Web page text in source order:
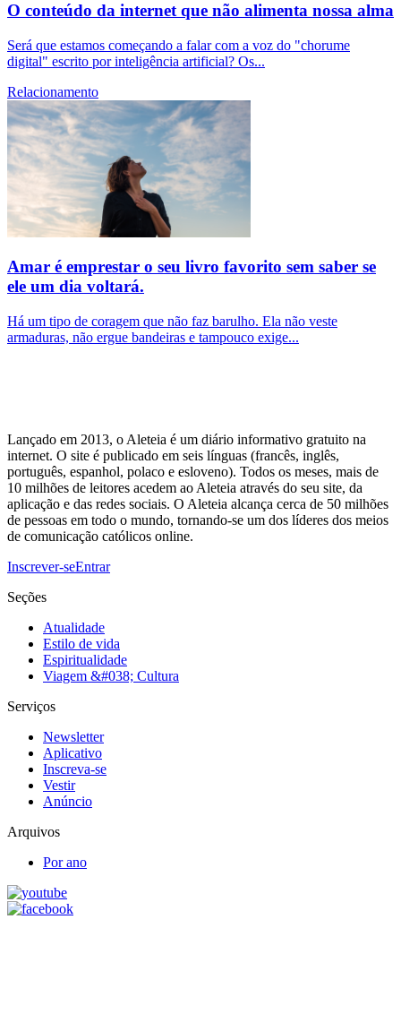
O conteúdo da internet que não alimenta nossa alma
Será que estamos começando a falar com a voz do "chorume
digital" escrito por inteligência artificial? Os...
Relacionamento
Amar é emprestar o seu livro favorito sem saber se
ele um dia voltará.
Há um tipo de coragem que não faz barulho. Ela não veste
armaduras, não ergue bandeiras e tampouco exige...
Lançado em 2013, o Aleteia é um diário informativo gratuito na
internet. O site é publicado em seis línguas (francês, inglês,
português, espanhol, polaco e esloveno). Todos os meses, mais de
10 milhões de leitores acedem ao Aleteia através do seu site, da
aplicação e das redes sociais. O Aleteia alcança cerca de 50 milhões
de pessoas em todo o mundo, tornando-se um dos líderes dos meios
de comunicação católicos online.
Inscrever-seEntrar
Seções
Atualidade
Estilo de vida
Espiritualidade
Viagem &#038; Cultura
Serviços
Newsletter
Aplicativo
Inscreva-se
Vestir
Anúncio
Arquivos
Por ano